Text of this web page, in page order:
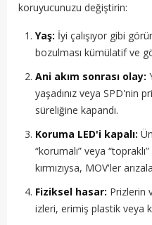
koruyucunuzu değiştirin:
Yaş: İyi çalışıyor gibi
bozulması kümülatif ve
Ani akım sonrası olay:
yaşadınız veya SPD'nin
süreliğine kapandı.
Koruma LED'i kapalı:
“korumalı” veya
kırmızıysa, MOV'ler
Fiziksel hasar: Prizlerin
izleri, erimiş plastik veya